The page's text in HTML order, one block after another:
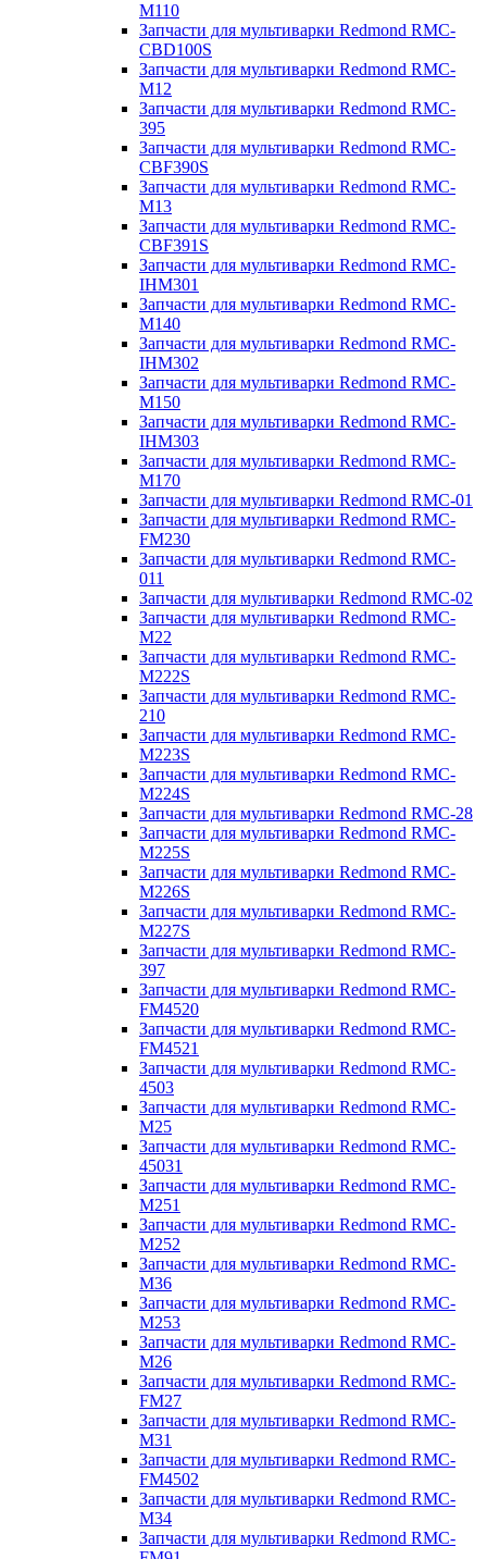
M110
Запчасти для мультиварки Redmond RMC-
CBD100S
Запчасти для мультиварки Redmond RMC-
M12
Запчасти для мультиварки Redmond RMC-
395
Запчасти для мультиварки Redmond RMC-
CBF390S
Запчасти для мультиварки Redmond RMC-
M13
Запчасти для мультиварки Redmond RMC-
CBF391S
Запчасти для мультиварки Redmond RMC-
IHM301
Запчасти для мультиварки Redmond RMC-
M140
Запчасти для мультиварки Redmond RMC-
IHM302
Запчасти для мультиварки Redmond RMC-
M150
Запчасти для мультиварки Redmond RMC-
IHM303
Запчасти для мультиварки Redmond RMC-
M170
Запчасти для мультиварки Redmond RMC-01
Запчасти для мультиварки Redmond RMC-
FM230
Запчасти для мультиварки Redmond RMC-
011
Запчасти для мультиварки Redmond RMC-02
Запчасти для мультиварки Redmond RMC-
M22
Запчасти для мультиварки Redmond RMC-
M222S
Запчасти для мультиварки Redmond RMC-
210
Запчасти для мультиварки Redmond RMC-
M223S
Запчасти для мультиварки Redmond RMC-
M224S
Запчасти для мультиварки Redmond RMC-28
Запчасти для мультиварки Redmond RMC-
M225S
Запчасти для мультиварки Redmond RMC-
M226S
Запчасти для мультиварки Redmond RMC-
M227S
Запчасти для мультиварки Redmond RMC-
397
Запчасти для мультиварки Redmond RMC-
FM4520
Запчасти для мультиварки Redmond RMC-
FM4521
Запчасти для мультиварки Redmond RMC-
4503
Запчасти для мультиварки Redmond RMC-
M25
Запчасти для мультиварки Redmond RMC-
45031
Запчасти для мультиварки Redmond RMC-
M251
Запчасти для мультиварки Redmond RMC-
M252
Запчасти для мультиварки Redmond RMC-
M36
Запчасти для мультиварки Redmond RMC-
M253
Запчасти для мультиварки Redmond RMC-
M26
Запчасти для мультиварки Redmond RMC-
FM27
Запчасти для мультиварки Redmond RMC-
M31
Запчасти для мультиварки Redmond RMC-
FM4502
Запчасти для мультиварки Redmond RMC-
M34
Запчасти для мультиварки Redmond RMC-